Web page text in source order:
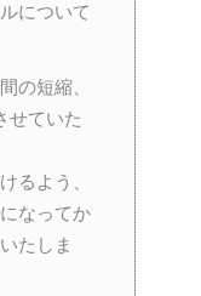
について
の短縮、
せていた
るよう、
なってか
たしま